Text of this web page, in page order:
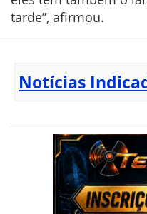
tarde”, afirmou.
Notícias